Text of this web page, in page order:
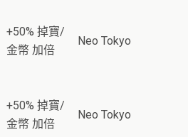
+50% 掉寶/
金幣 加倍
Neo Tokyo
+50% 掉寶/
金幣 加倍
Neo Tokyo